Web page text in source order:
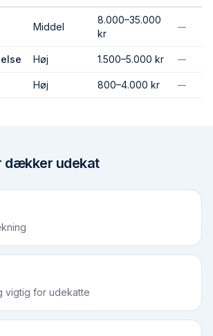
Middel
8.000–35.000
kr
—
Høj 1.500–5.000 kr —
Høj 800–4.000 kr —
dækker udekat
vigtig for udekatte